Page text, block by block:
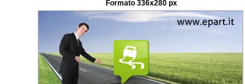
Formato 336x280 px